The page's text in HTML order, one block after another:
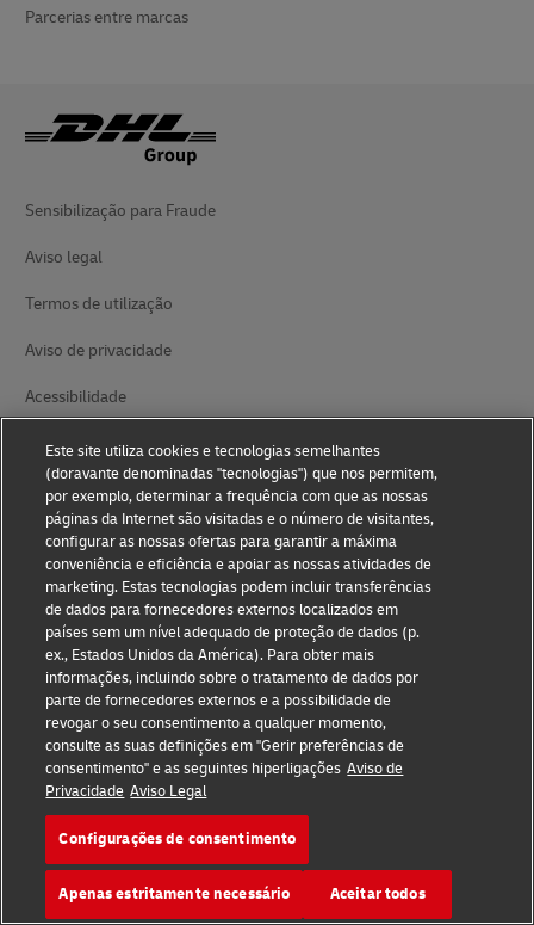
Parcerias entre marcas
Sensibilização para Fraude
Aviso legal
Termos de utilização
Aviso de privacidade
Acessibilidade
Informações adicionais
Definições de Cookies
Siga-nos
2026 © - todos os direitos reservados
Este site utiliza cookies e tecnologias semelhantes
(doravante denominadas "tecnologias") que nos permitem,
por exemplo, determinar a frequência com que as nossas
páginas da Internet são visitadas e o número de visitantes,
configurar as nossas ofertas para garantir a máxima
conveniência e eficiência e apoiar as nossas atividades de
marketing. Estas tecnologias podem incluir transferências
de dados para fornecedores externos localizados em
países sem um nível adequado de proteção de dados (p.
ex., Estados Unidos da América). Para obter mais
informações, incluindo sobre o tratamento de dados por
parte de fornecedores externos e a possibilidade de
revogar o seu consentimento a qualquer momento,
consulte as suas definições em "Gerir preferências de
consentimento" e as seguintes hiperligações Aviso de
Privacidade Aviso Legal
Configurações de consentimento
Apenas estritamente necessário Aceitar todos